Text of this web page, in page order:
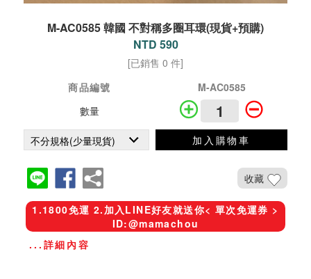
M-AC0585 韓國 不對稱多圈耳環(現貨+預購)
NTD 590
[已銷售 0 件]
商品編號
M-AC0585
數量
加入購物車
收藏
1.1800免運 2.加入LINE好友就送你< 單次免運券 >
ID:@mamachou
...詳細內容